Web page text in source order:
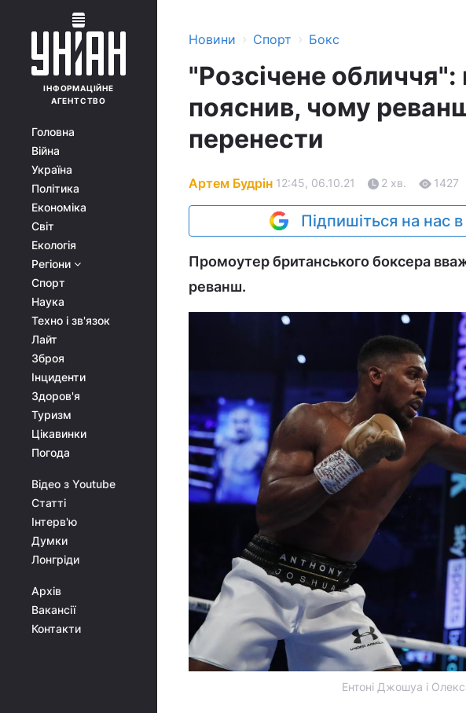
ІНФОРМАЦІЙНЕ
АГЕНТСТВО
Головна
Війна
Україна
Політика
Економіка
Світ
Екологія
Регіони
Спорт
Наука
Техно і зв'язок
Лайт
Зброя
Інциденти
Здоров'я
Туризм
Цікавинки
Погода
Відео з Youtube
Статті
Інтерв'ю
Думки
Лонгріди
Архів
Вакансії
Контакти
Новини › Спорт › Бокс
"Розсічене
пояснив, чому
перенести
Артем Будрін 12:45, 06.10.21 2 хв. 1427
Підпишіться на нас
Промоутер британського боксера
реванш.
Ентоні Джошуа і